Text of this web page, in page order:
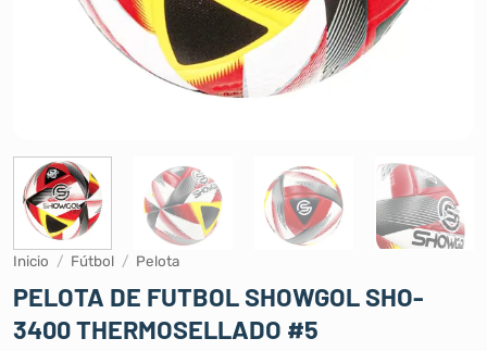
Inicio / Fútbol / Pelota
PELOTA DE FUTBOL SHOWGOL SHO-
3400 THERMOSELLADO #5